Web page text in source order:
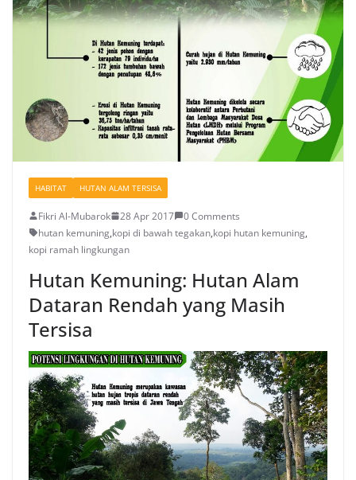
HABITAT HUTAN ALAM TERSISA
Fikri Al-Mubarok 28 Apr 2017
0 Comments
hutan kemuning,kopi di bawah tegakan,kopi hutan kemuning,
kopi ramah lingkungan
Hutan Kemuning: Hutan Alam
Dataran Rendah yang Masih
Tersisa